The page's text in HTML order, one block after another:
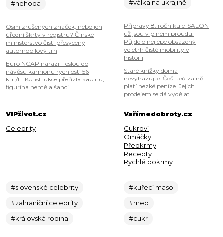
#nehoda
Osm zrušených značek, nebo jen
úřední škrty v registru? Čínské
ministerstvo čistí přesycený
automobilový trh
Euro NCAP narazil Teslou do
návěsu kamionu rychlostí 56
km/h. Konstrukce přeřízla kabinu,
figurína neměla šanci
#válka na ukrajině
Přípravy 8. ročníku e-SALON
už jsou v plném proudu.
Půjde o nejlépe obsazený
veletrh čisté mobility v
historii
Staré knížky doma
nevyhazujte. Češi teď za ně
platí hezké peníze. Jejich
prodejem se dá vydělat
VIPživot.cz
Celebrity
#slovenské celebrity
#zahraniční celebrity
#královská rodina
Vařímedobroty.cz
Cukroví
Omáčky
Předkrmy
Recepty
Rychlé pokrmy
#kuřecí maso
#med
#cukr